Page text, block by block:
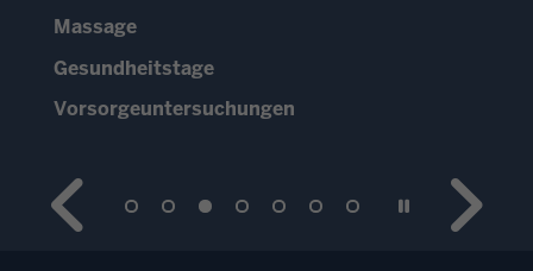
Massage
Gesundheitstage
Vorsorgeuntersuchungen